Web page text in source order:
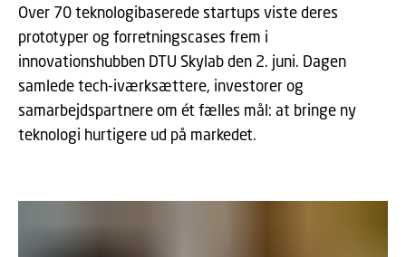
Over 70 teknologibaserede startups viste deres
prototyper og forretningscases frem i
innovationshubben DTU Skylab den 2. juni. Dagen
samlede tech-iværksættere, investorer og
samarbejdspartnere om ét fælles mål: at bringe ny
teknologi hurtigere ud på markedet.